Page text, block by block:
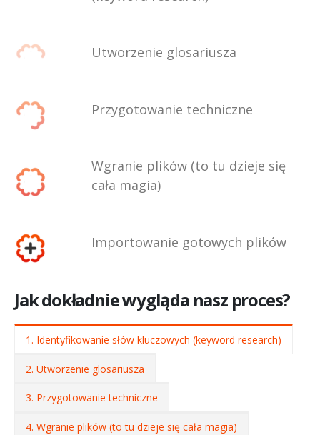
Utworzenie glosariusza
Przygotowanie techniczne
Wgranie plików (to tu dzieje się
cała magia)
Importowanie gotowych plików
Jak dokładnie wygląda nasz proces?
1. Identyfikowanie słów kluczowych (keyword research)
2. Utworzenie glosariusza
3. Przygotowanie techniczne
4. Wgranie plików (to tu dzieje się cała magia)